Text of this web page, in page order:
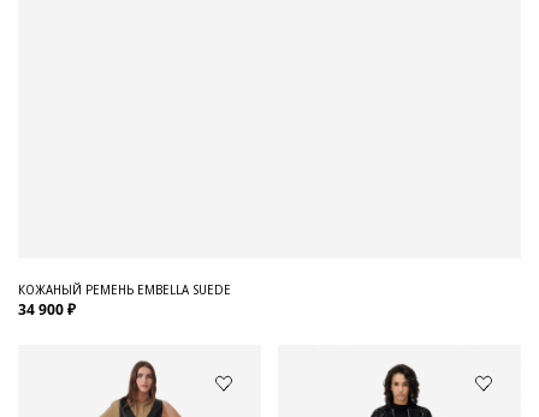
КОЖАНЫЙ РЕМЕНЬ EMBELLA SUEDE
34 900 ₽